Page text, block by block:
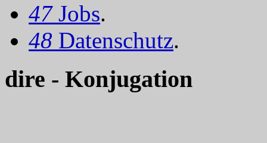
47 Jobs.
48 Datenschutz.
dire - Konjugation